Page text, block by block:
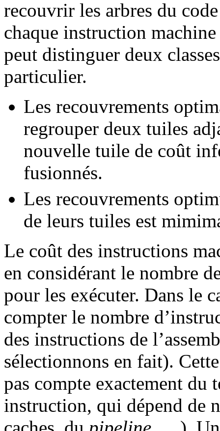
recouvrir les arbres du
chaque instruction
peut distinguer deux
particulier.
Les recouvrements
regrouper deux tuiles
nouvelle tuile de coût
fusionnés.
Les recouvrements
de leurs tuiles est
Le coût des instructions
en considérant le nombre
pour les exécuter. Dans le
compter le nombre
des instructions de
sélectionnons en fait).
pas compte exactement du
instruction, qui dépend de